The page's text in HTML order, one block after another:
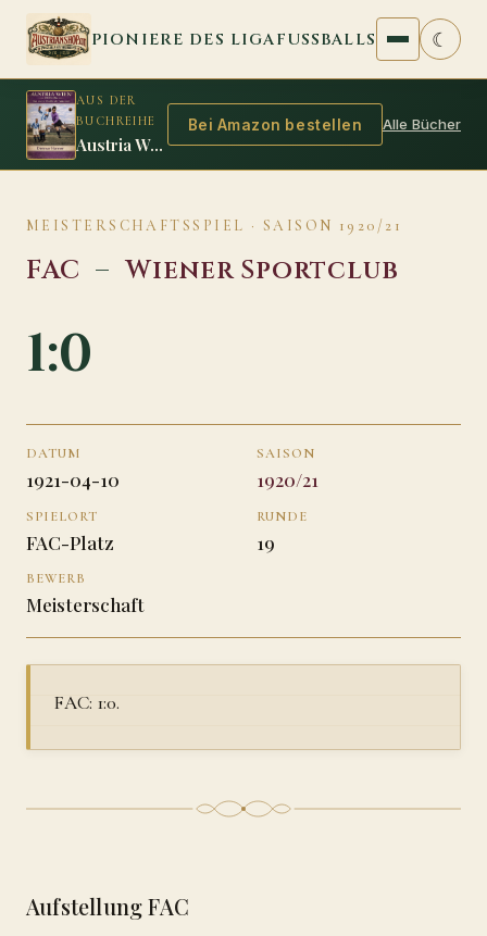
Zum Inhalt springen
PIONIERE DES LIGAFUSSBALLS ☾
AUS DER
BUCHREIHE
Austria Wien 1925/26: Das zweite Double der Amateure
Bei Amazon bestellen Alle Bücher
MEISTERSCHAFTSSPIEL · SAISON 1920/21
FAC –Wiener Sportclub
1:0
DATUM
1921-04-10
SAISON
1920/21
SPIELORT
FAC-Platz
RUNDE
19
BEWERB
Meisterschaft
FAC: 1:0.
Aufstellung FAC